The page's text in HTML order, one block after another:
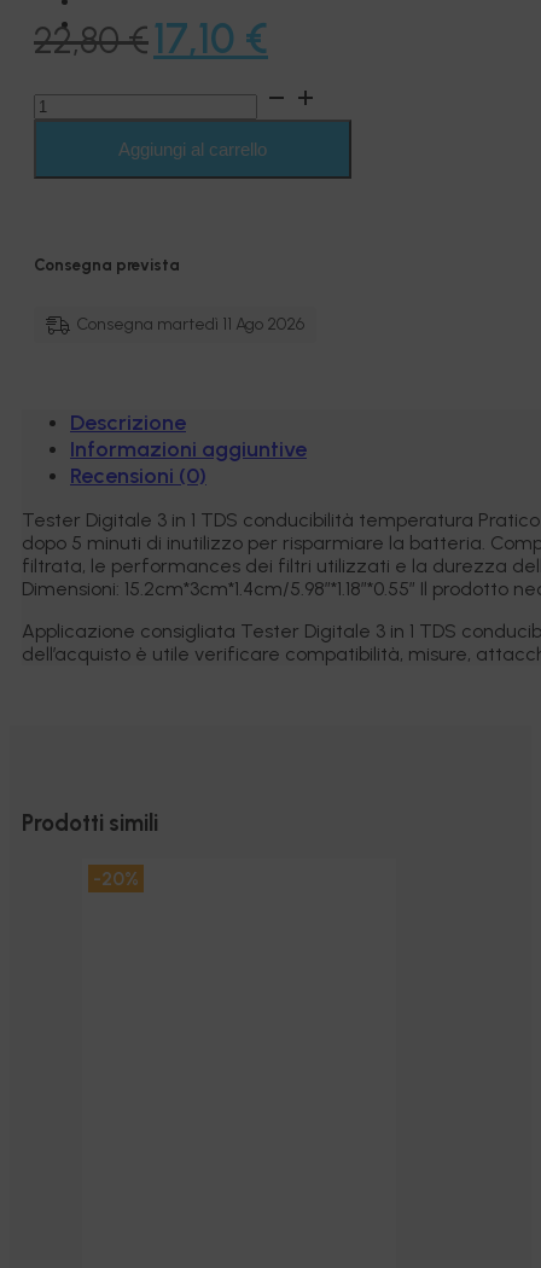
22,80€Il
originale
era:
17,10 €
prezzo
attuale
è:
Tester
Digitale
1
temperatura
quantità
Aggiungi al carrello
Consegna prevista
Consegna martedì 11 Ago 2026
Descrizione
Informazioni aggiuntive
Recensioni (0)
Tester Digitale 3 in 1 TDS conducibilità temperatura
dopo 5 minuti di inutilizzo per risparmiare la batteria.
filtrata, le performances dei filtri utilizzati e la durezza
Dimensioni: 15.2cm*3cm*1.4cm/5.98″*1.18″*0.55″ Il
Applicazione consigliata Tester Digitale 3 in 1 TDS
dell’acquisto è utile verificare compatibilità, misure,
Prodotti simili